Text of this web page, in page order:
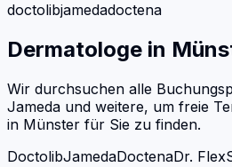
doctolibjamedadoctena
Dermatologe in
Wir durchsuchen alle
Jameda und weitere, um freie
in Münster für Sie zu finden.
DoctolibJamedaDoctenaDr. Flex